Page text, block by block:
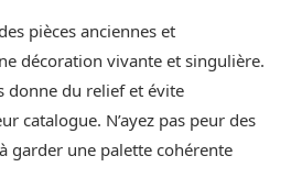
pièces anciennes et
décoration vivante et singulière.
donne du relief et évite
catalogue. N’ayez pas peur des
garder une palette cohérente